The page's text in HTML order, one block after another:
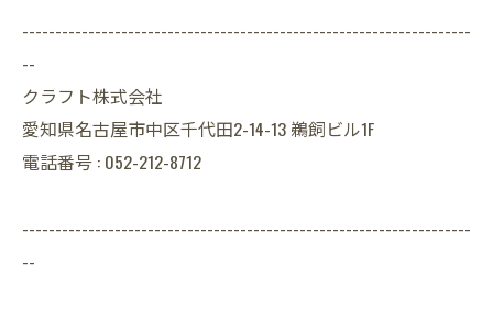
--------------------------------------------------------------------
--
クラフト株式会社
愛知県名古屋市中区千代田2-14-13 鵜飼ビル1F
電話番号 : 052-212-8712
--------------------------------------------------------------------
--